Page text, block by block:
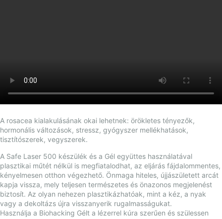
A rosacea kialakulásának okai lehetnek: örökletes tényezők,
hormonális változások, stressz, gyógyszer mellékhatások,
tisztítószerek, vegyszerek.
A Safe Laser 500 készülék és a Gél együttes használatával
plasztikai műtét nélkül is megfiatalodhat, az eljárás fájdalommentes,
kényelmesen otthon végezhető. Önmaga hiteles, újjászületett arcát
kapja vissza, mely teljesen természetes és önazonos megjelenést
biztosít. Az olyan nehezen plasztikázhatóak, mint a kéz, a nyak
vagy a dekoltázs újra visszanyerik rugalmasságukat.
Használja a Biohacking Gélt a lézerrel kúra szerűen és szülessen